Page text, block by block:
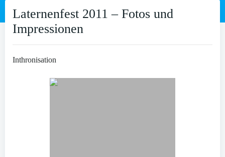
Laternenfest 2011 – Fotos und
Impressionen
Inthronisation